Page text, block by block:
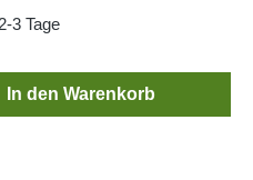
3 Tage
gewünschten
In den Warenkorb